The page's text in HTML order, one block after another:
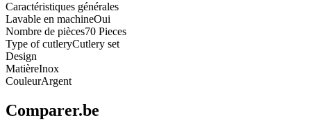
Caractéristiques générales
Lavable en machineOui
Nombre de pièces70 Pieces
Type of cutleryCutlery set
Design
MatièreInox
CouleurArgent
Comparer.be